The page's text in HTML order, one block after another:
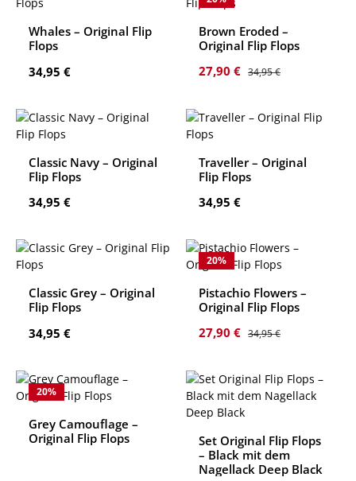
Whales – Original Flip
Flops
Regulärer Preis:
34,95 €
Brown Eroded –
Original Flip Flops
Verkaufspreis:
27,90 € Regulärer Preis:
34,95 €
Classic Navy – Original
Flip Flops
Regulärer Preis:
34,95 €
Traveller – Original
Flip Flops
Regulärer Preis:
34,95 €
Classic Grey – Original
Flip Flops
Regulärer Preis:
34,95 €
20%
Pistachio Flowers –
Original Flip Flops
Verkaufspreis:
27,90 € Regulärer Preis:
34,95 €
20%
Grey Camouflage –
Original Flip Flops
Set Original Flip Flops
– Black mit dem
Nagellack Deep Black